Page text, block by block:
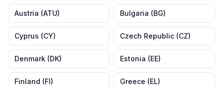
Austria (ATU) Bulgaria (BG)
Cyprus (CY) Czech Republic (CZ)
Denmark (DK) Estonia (EE)
Finland (FI) Greece (EL)